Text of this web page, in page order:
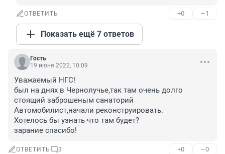
ОТВЕТИТЬ +0 –1
Показать ещё 7 ответов
Гость
19 июня 2022, 10:09
Уважаемый НГС!
был на днях в Чернолучье,так там очень долго
стоящий заброшеным санаторий
Автомобилист,начали реконструировать.
Хотелось бы узнать что там будет?
зарание спасибо!
ОТВЕТИТЬ 3 +0 –0